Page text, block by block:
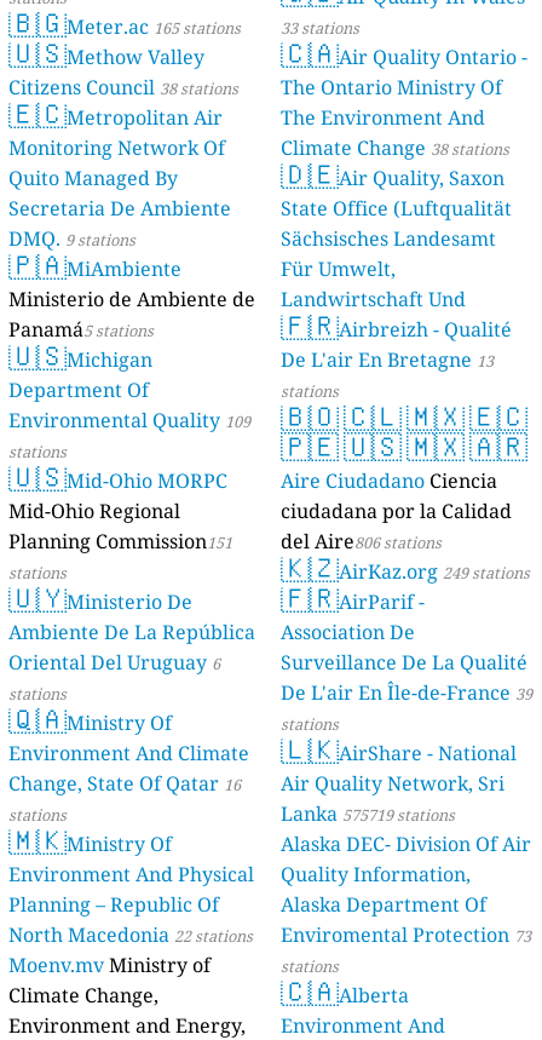
33 stations
🇨🇦Air Quality Ontario -
The Ontario Ministry Of
The Environment And
Climate Change 38 stations
🇩🇪Air Quality, Saxon
State Office (Luftqualität
Sächsisches Landesamt
Für Umwelt,
Landwirtschaft Und
Geologie) 50 stations
🇫🇷Airbreizh - Qualité
De L'air En Bretagne 13
stations
🇧🇴🇨🇱🇲🇽🇪🇨
🇵🇪🇺🇸🇲🇽🇦🇷
Aire Ciudadano Ciencia
ciudadana por la Calidad
del Aire806 stations
🇰🇿AirKaz.org 249 stations
🇫🇷AirParif -
Association De
Surveillance De La Qualité
De L'air En Île-de-France 39
stations
🇱🇰AirShare - National
Air Quality Network, Sri
Lanka 575719 stations
Alaska DEC- Division Of Air
Quality Information,
Alaska Department Of
Enviromental Protection 73
stations
🇨🇦Alberta
Environment And
🇧🇬Meter.ac 165 stations
🇺🇸Methow Valley
Citizens Council 38 stations
🇪🇨Metropolitan Air
Monitoring Network Of
Quito Managed By
Secretaria De Ambiente
DMQ. 9 stations
🇵🇦MiAmbiente
Ministerio de Ambiente de
Panamá5 stations
🇺🇸Michigan
Department Of
Environmental Quality 109
stations
🇺🇸Mid-Ohio MORPC
Mid-Ohio Regional
Planning Commission151
stations
🇺🇾Ministerio De
Ambiente De La República
Oriental Del Uruguay 6
stations
🇶🇦Ministry Of
Environment And Climate
Change, State Of Qatar 16
stations
🇲🇰Ministry Of
Environment And Physical
Planning – Republic Of
North Macedonia 22 stations
Moenv.mvMinistry of
Climate Change,
Environment and Energy,